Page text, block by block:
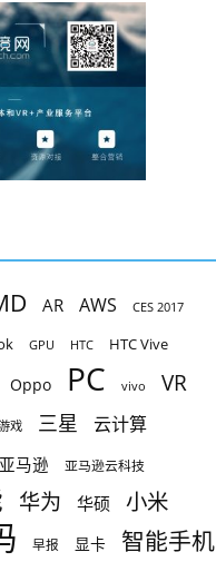
AR AWS CES 2017
GPU HTC HTC Vive
Oppo PC vivo VR
戏 三星 云计算
亚马逊 亚马逊云科技
华为 华硕 小米
早报 显卡 智能手机